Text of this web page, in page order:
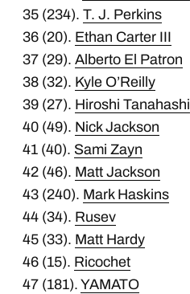
35 (234).T. J. Perkins
36 (20). Ethan Carter III
37 (29).Alberto El Patron
38 (32). Kyle O’Reilly
39 (27). Hiroshi Tanahashi
40 (49). Nick Jackson
41 (40). Sami Zayn
42 (46). Matt Jackson
43 (240). Mark Haskins
44 (34). Rusev
45 (33). Matt Hardy
46 (15). Ricochet
47 (181).YAMATO